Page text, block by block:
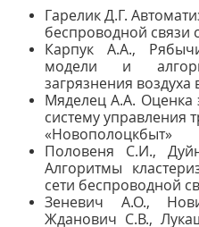
Гарелик Д.Г.
беспроводной связи
Карпук А.А.,
модели и
загрязнения воздуха
Мяделец А.А. Оценка
систему
«Новополоцкбыт»
Половеня С.И.,
Алгоритмы
сети беспроводной
Зеневич А.О.,
Жданович С.В.,